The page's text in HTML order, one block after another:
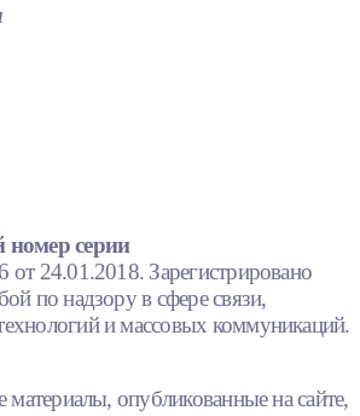
номер серии
24.01.2018. Зарегистрировано
по надзору в сфере связи,
и массовых коммуникаций.
опубликованные на сайте,